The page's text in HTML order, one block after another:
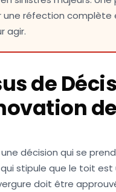
une réfection complète
agir.
de
de
décision qui se prend
stipule que le toit
doit être